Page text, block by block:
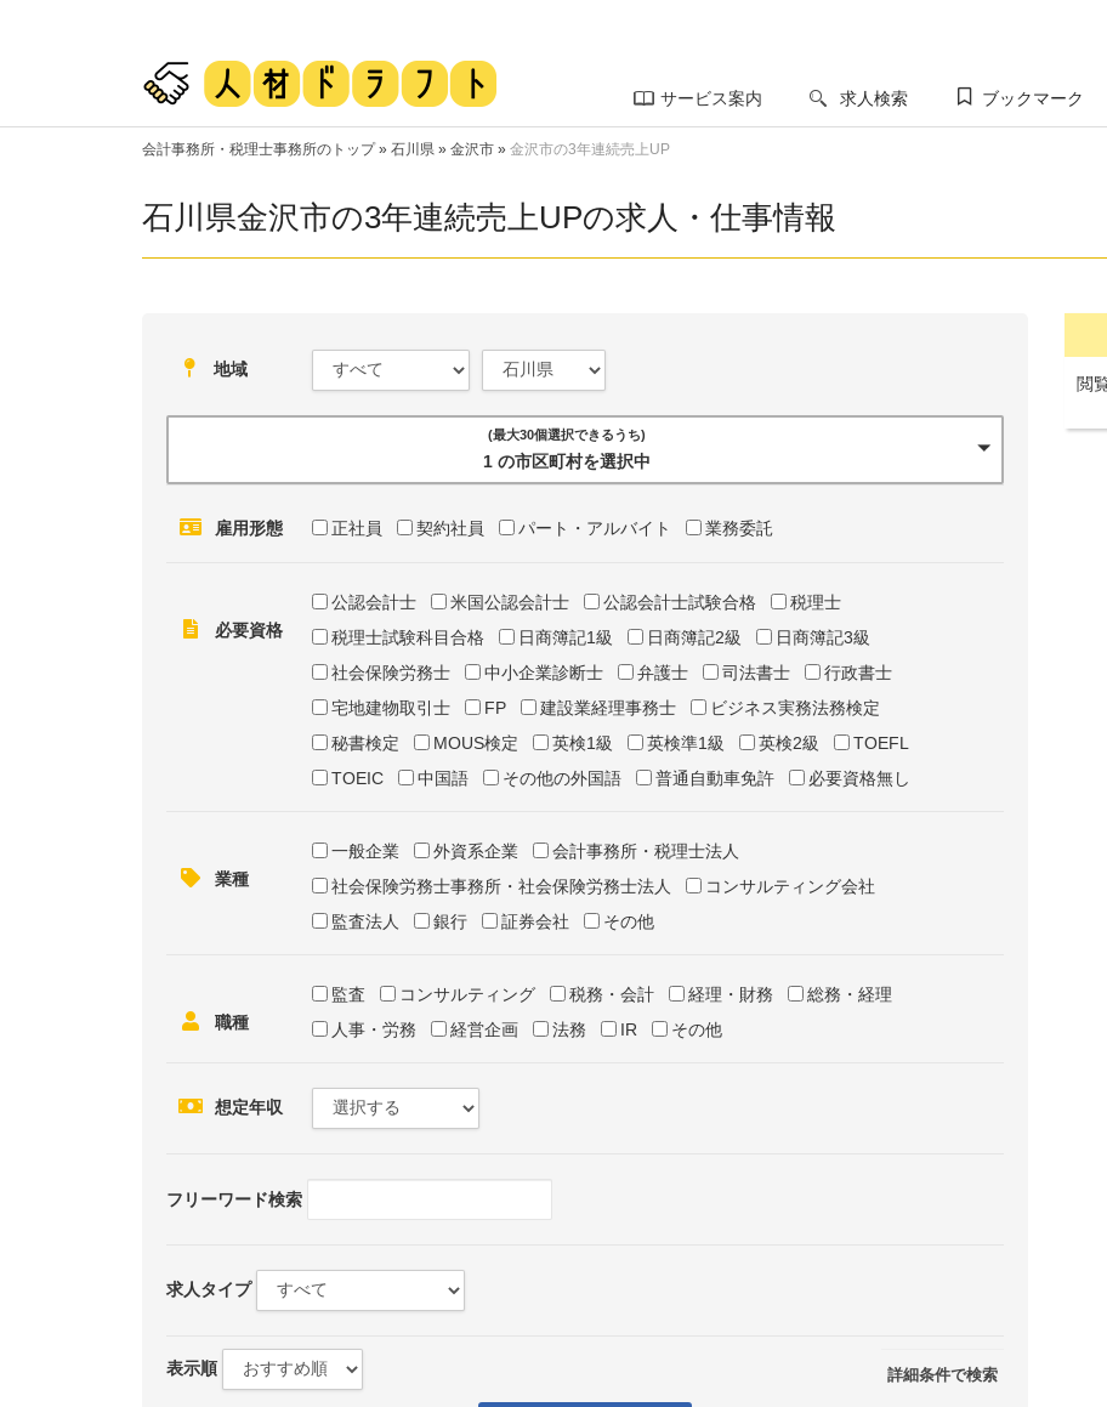
サービス案内 求人検索 ブックマーク
会計事務所・税理士事務所のトップ» 石川県 » 金沢市 » 金沢市の3年連続売上UP
石川県金沢市の3年連続売上UPの求人・仕事情報
地域
(最大30個選択できるうち)
1 の市区町村を選択中
雇用形態 正社員 契約社員 パート・アルバイト 業務委託
必要資格
公認会計士 米国公認会計士 公認会計士試験合格
税理士
税理士試験科目合格
日商簿記1級 日商簿記2級
日商簿記3級
社会保険労務士
中小企業診断士 弁護士 司法書士
行政書士
宅地建物取引士
FP 建設業経理事務士
ビジネス実務法務検定
秘書検定
MOUS検定 英検1級 英検準1級 英検2級
TOEFL
TOEIC
中国語 その他の外国語 普通自動車免許 必要資格無し
業種
一般企業 外資系企業
会計事務所・税理士法人
社会保険労務士事務所・社会保険労務士法人
コンサルティング会社
監査法人
銀行 証券会社 その他
職種
監査 コンサルティング 税務・会計 経理・財務
総務・経理
人事・労務
経営企画 法務 IR その他
想定年収
フリーワード検索
求人タイプ
Show
表示
詳細条件で検索
表示順
閲